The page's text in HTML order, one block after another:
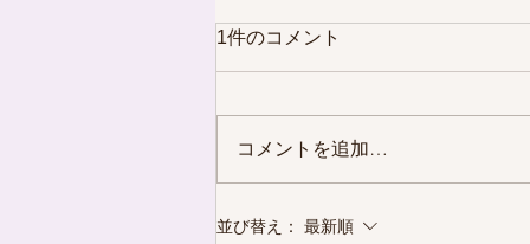
1件のコメント
コメントを追加…
並び替え： 最新順